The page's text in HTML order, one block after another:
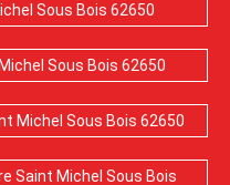
Sous Bois 62650
Sous Bois 62650
Michel Sous Bois 62650
Saint Michel Sous Bois